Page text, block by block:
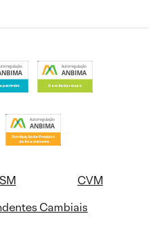
CVM
Cambiais